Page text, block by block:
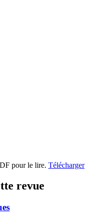
pour le lire. Télécharger
revue